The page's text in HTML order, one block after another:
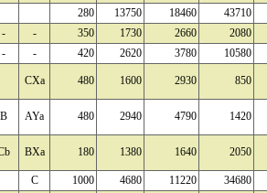
280 13750 18460 43710
- - 350 1730 2660 2080
- - 420 2620 3780 10580
CXa 480 1600 2930 850
B AYa 480 2940 4790 1420
BXa 180 1380 1640 2050
C 1000 4680 11220 34680